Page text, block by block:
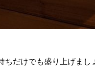
ちだけでも盛り上げまし